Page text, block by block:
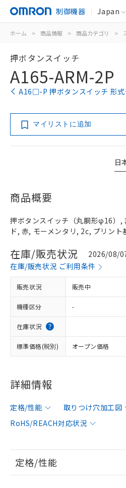
制御機器 Japan
ホーム > 商品情報 > 商品カテゴリ >
押ボタンスイッチ
A165-ARM-2P
A16□-P 押ボタンスイッチ 形
マイリストに追加
日
商品概要
押ボタンスイッチ（丸胴形φ16）,
ド, 赤, モーメンタリ, 2c, プリン
在庫/販売状況
2026/08/
在庫/販売状況 ご利用条件
販売状況 販売中
機種区分 -
在庫状況
標準価格(税別) オープン価格
詳細情報
定格/性能 取りつけ穴加工図
RoHS/REACH対応状況
定格/性能